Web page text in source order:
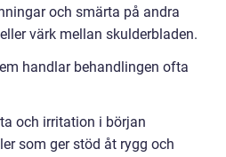
och smärta på andra
värk mellan skulderbladen.
handlar behandlingen ofta
och irritation i början
som ger stöd åt rygg och